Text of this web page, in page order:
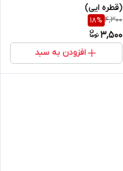
(قطره ایی)
4,300
18%
3,500
افزودن به سبد